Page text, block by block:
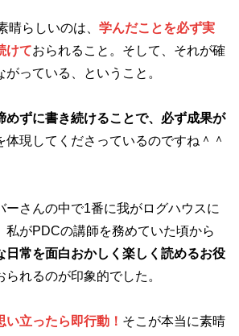
晴らしいのは、 学んだことを必ず実
けておられること。そして、それが確
っている、ということ。
めずに書き続けることで、必ず成果が
体現してくださっているのですね＾＾
ーさんの中で1番に我がログハウスに
私がPDCの講師を務めていた頃から
日常を面白おかしく楽しく読めるお役
られるのが印象的でした。
い立ったら即行動！ そこが本当に素晴